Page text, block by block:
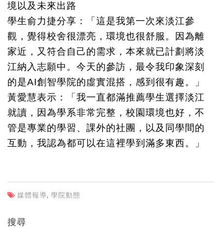
境以及未來出路
學生俞力捷分享：「這是我第一次來淡江參
觀，覺得校舍很漂亮，環境也很舒服。因為離
家近，又符合自己的需求，本來就已計劃將淡
江納入志願中。今天的參訪，最令我印象深刻
的是AI創智學院的虛實混搭，感到很有趣。」
黃愛慧表示：「我一直都滿推薦學生選擇淡江
就讀，因為學系非常完整，校園環境也好，不
管是專業的學習、課外的社團，以及同學間的
互動，我認為都可以在這裡學到滿多東西。」
媒體報導, 學院動態
搜尋